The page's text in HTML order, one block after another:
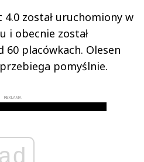
został uruchomiony w
i obecnie został
60 placówkach. Olesen
pomyślnie.
REKLAMA
ad